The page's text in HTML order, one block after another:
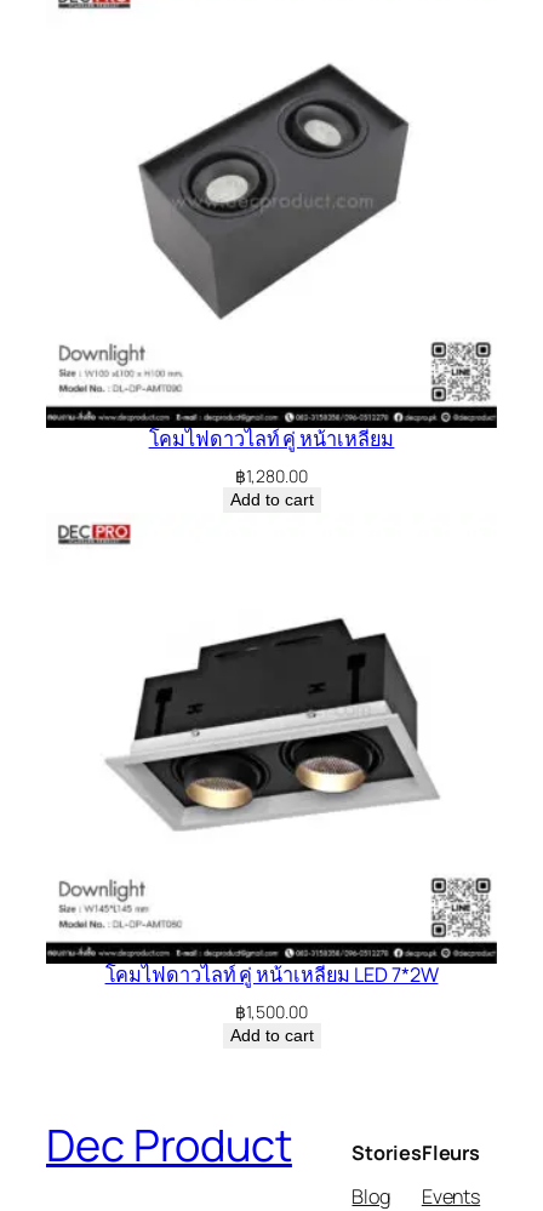
โคมไฟดาวไลท์ คู่ หน้าเหลี่ยม
฿1,280.00
Add to cart
โคมไฟดาวไลท์ คู่ หน้าเหลี่ยม LED 7*2W
฿1,500.00
Add to cart
Dec Product
Stories
Blog
Fleurs
Events